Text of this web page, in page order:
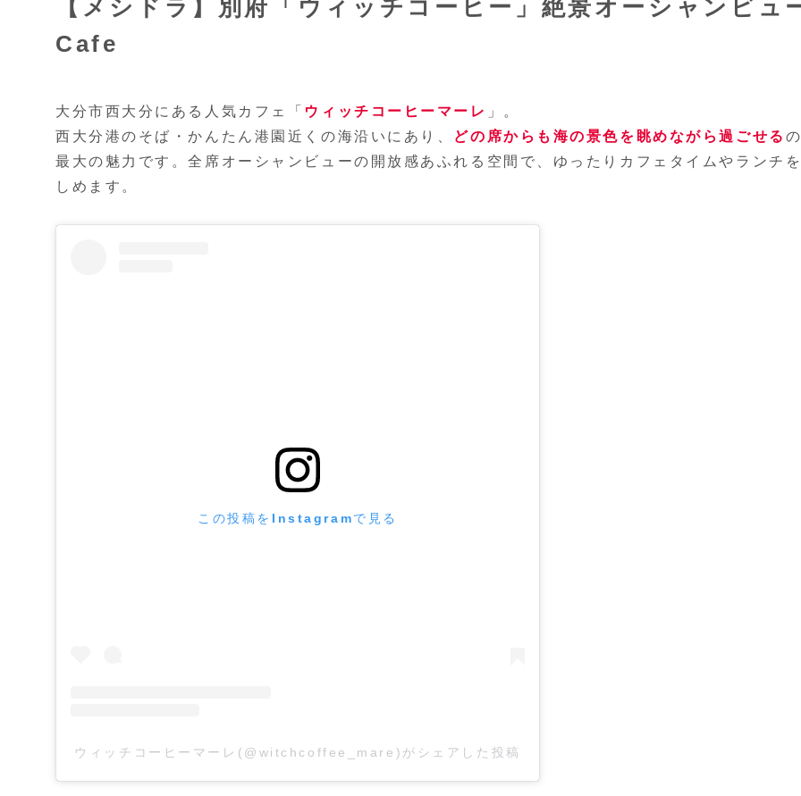
【メシドラ】別府「ウィッチコーヒー」絶景オーシャンビュ
Cafe
大分市西大分にある人気カフェ「 ウィッチコーヒーマーレ 」。
西大分港のそば・かんたん港園近くの海沿いにあり、 どの席からも海の景色を眺めながら過ごせる
最大の魅力です。全席オーシャンビューの開放感あふれる空間で、ゆったりカフェタイムやランチ
しめます。
この投稿をInstagramで見る
ウィッチコーヒーマーレ(@witchcoffee_mare)がシェアした投稿